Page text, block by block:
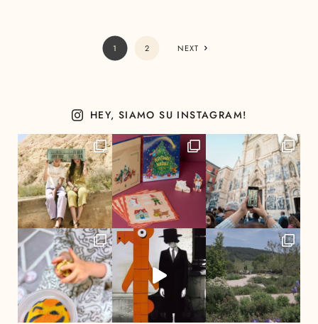
1 2 NEXT
HEY, SIAMO SU INSTAGRAM!